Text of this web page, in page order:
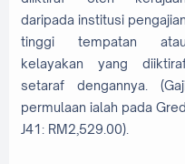
daripada institusi pengajian
tinggi tempatan atau
kelayakan yang
setaraf dengannya.
permulaan ialah pada Gred
J41: RM2,529.00).